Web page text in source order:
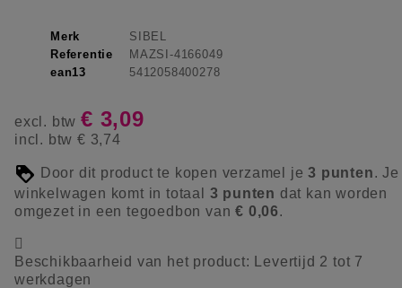
Merk
SIBEL
Referentie
MAZSI-4166049
ean13
5412058400278
excl. btw € 3,09
incl. btw € 3,74
Door dit product te kopen verzamel je3 punten. Je
winkelwagen komt in totaal 3 punten dat kan worden
omgezet in een tegoedbon van€ 0,06.

Beschikbaarheid van het product:
Levertijd 2 tot 7
werkdagen